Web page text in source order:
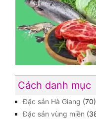
Cách danh mục
Đặc sản Hà Giang (70)
Đặc sản vùng miền